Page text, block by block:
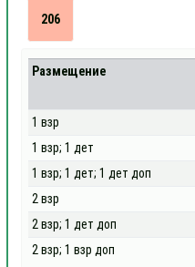
206
Размещение
1 взр
1 взр; 1 дет
1 взр; 1 дет; 1 дет доп
2 взр
2 взр; 1 дет доп
2 взр; 1 взр доп